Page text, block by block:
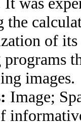
the
of its
images.
Image;